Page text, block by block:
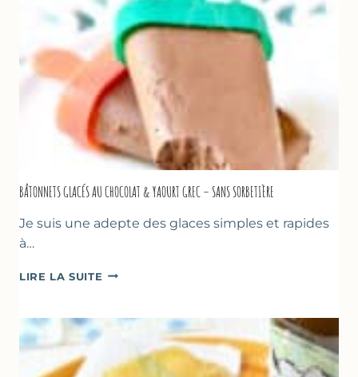
BÂTONNETS GLACÉS AU CHOCOLAT & YAOURT GREC – SANS SORBETIÈRE
Je suis une adepte des glaces simples et rapides
à…
LIRE LA SUITE BÂTONNETS
CHOCOLAT
YAOURT
GREC